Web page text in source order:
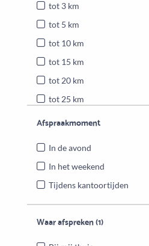
tot 3 km
tot 5 km
tot 10 km
tot 15 km
tot 20 km
tot 25 km
Heel Nederland
Afspraakmoment
In de avond
In het weekend
Tijdens kantoortijden
Waar afspreken(1)